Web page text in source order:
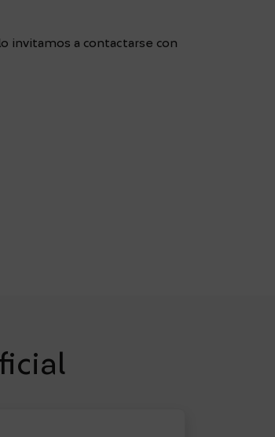
invitamos a contactarse con